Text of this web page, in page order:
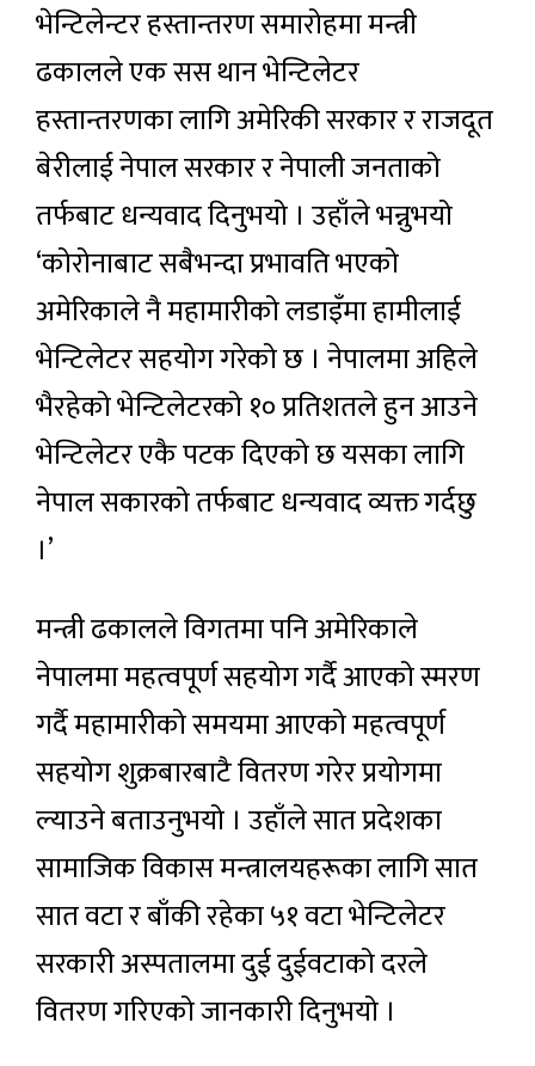
भेन्टिलेन्टर हस्तान्तरण समारोहमा मन्त्री
ढकालले एक सस थान भेन्टिलेटर
हस्तान्तरणका लागि अमेरिकी सरकार र राजदूत
बेरीलाई नेपाल सरकार र नेपाली जनताको
तर्फबाट धन्यवाद दिनुभयो । उहाँले भन्नुभयो
‘कोरोनाबाट सबैभन्दा प्रभावति भएको
अमेरिकाले नै महामारीको लडाइँमा हामीलाई
भेन्टिलेटर सहयोग गरेको छ । नेपालमा अहिले
भैरहेको भेन्टिलेटरको १० प्रतिशतले हुन आउने
भेन्टिलेटर एकै पटक दिएको छ यसका लागि
नेपाल सकारको तर्फबाट धन्यवाद व्यक्त गर्दछु
।’
मन्त्री ढकालले विगतमा पनि अमेरिकाले
नेपालमा महत्वपूर्ण सहयोग गर्दै आएको स्मरण
गर्दै महामारीको समयमा आएको महत्वपूर्ण
सहयोग शुक्रबारबाटै वितरण गरेर प्रयोगमा
ल्याउने बताउनुभयो । उहाँले सात प्रदेशका
सामाजिक विकास मन्त्रालयहरूका लागि सात
सात वटा र बाँकी रहेका ५१ वटा भेन्टिलेटर
सरकारी अस्पतालमा दुई दुईवटाको दरले
वितरण गरिएको जानकारी दिनुभयो ।